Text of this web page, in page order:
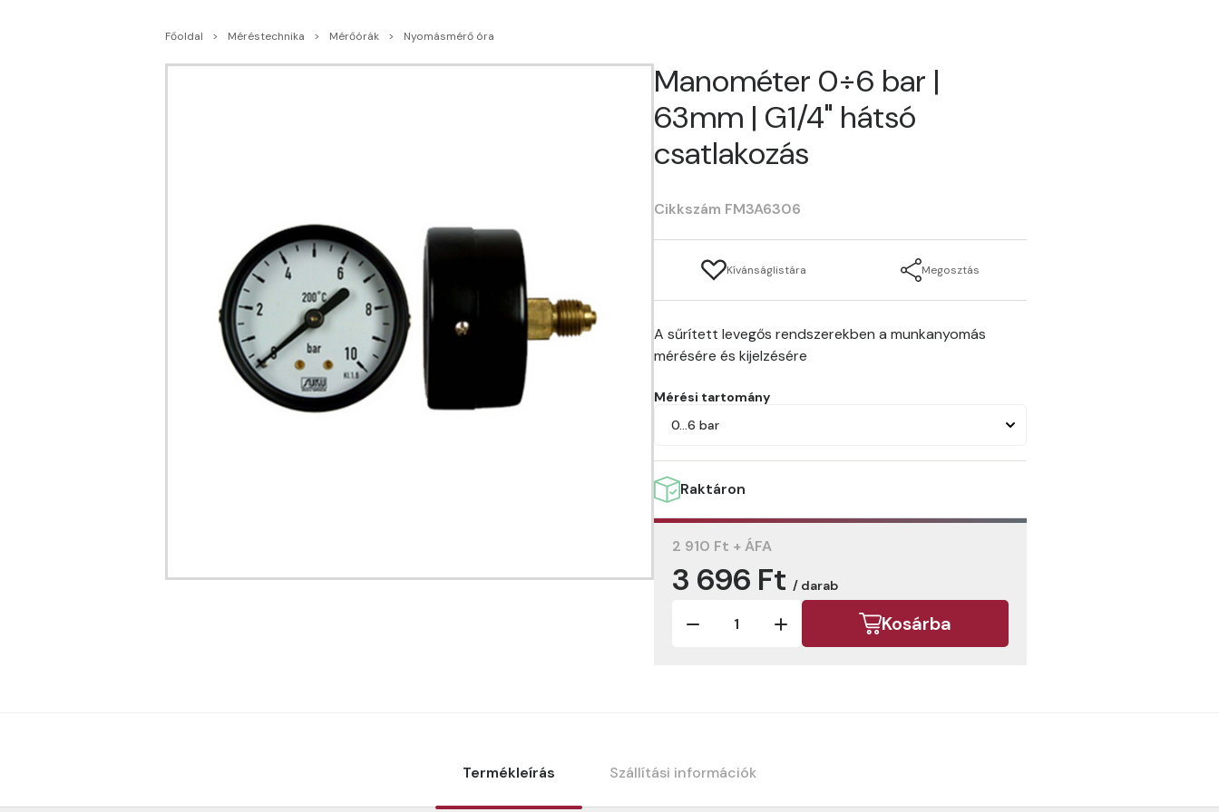
Főoldal Méréstechnika Mérőórák Nyomásmérő óra
Manométer 0÷6 bar |
63mm | G1/4" hátsó
csatlakozás
Cikkszám FM3A6306
Kívánságlistára Megosztás
A sűrített levegős rendszerekben a munkanyomás
mérésére és kijelzésére
Mérési tartomány
0…6 bar
Raktáron
2 910 Ft + ÁFA
3 696 Ft / darab
Kosárba
Termékleírás Szállítási információk